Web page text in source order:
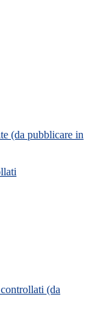
(da pubblicare in
(da